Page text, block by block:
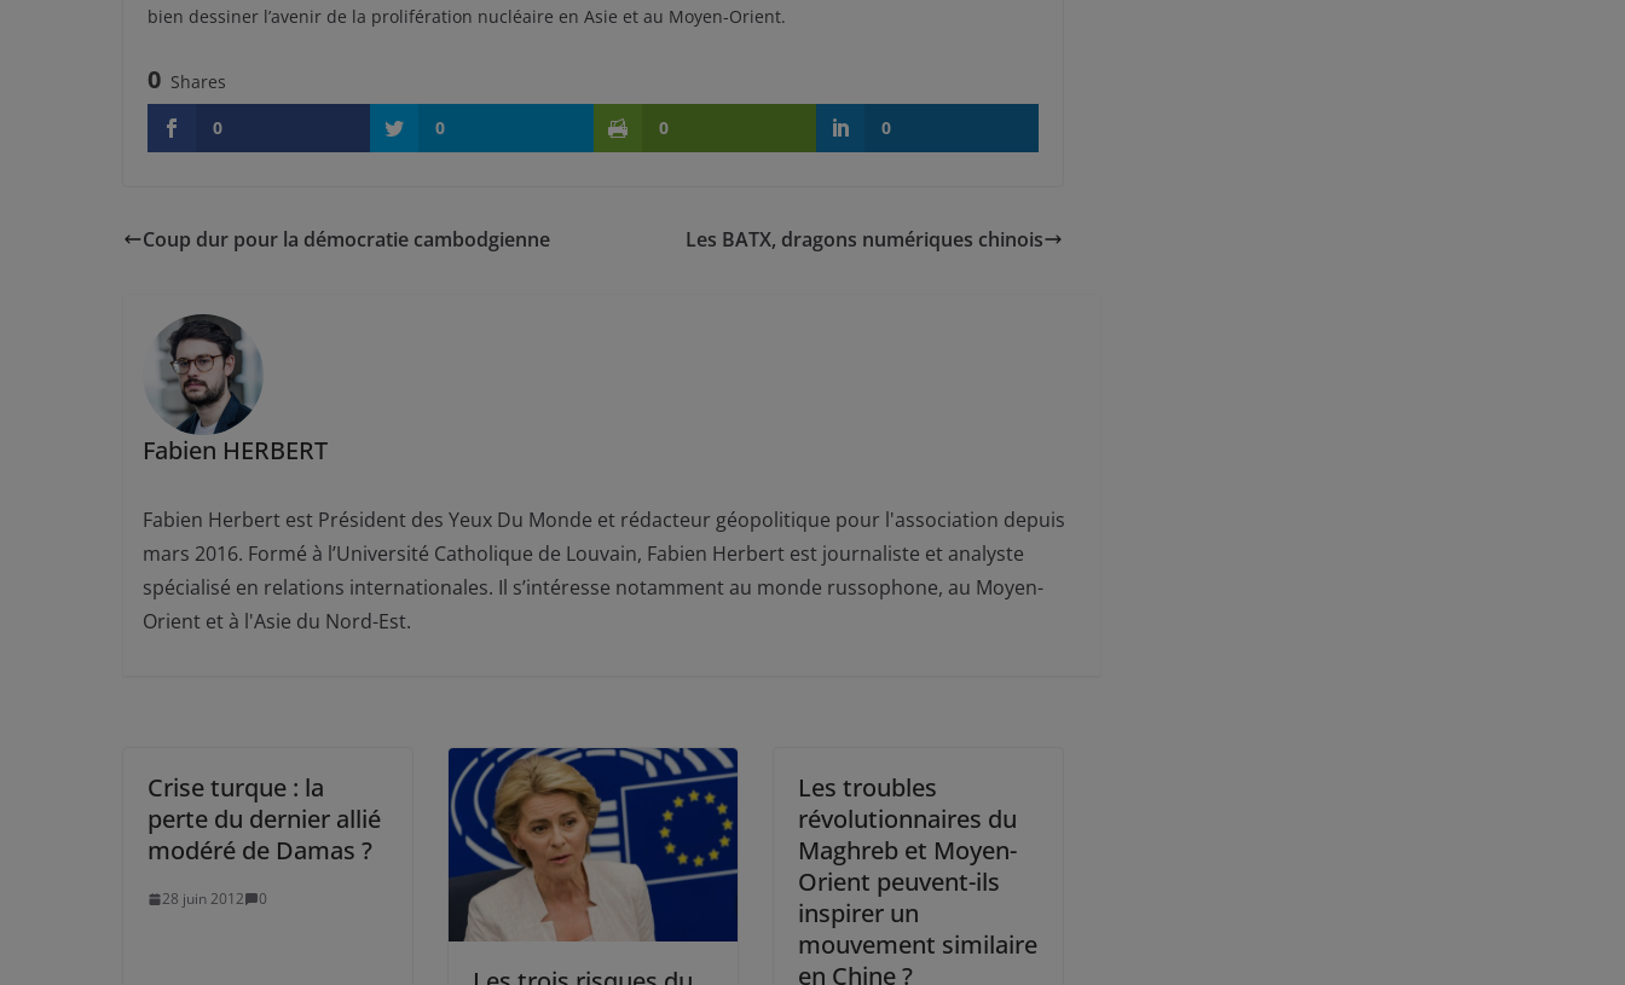
bien dessiner l’avenir de la prolifération nucléaire en Asie et au Moyen-Orient.
0 Shares
0
0 0 0
Coup dur pour la démocratie cambodgienne Les BATX, dragons numériques chinois
Fabien HERBERT
Fabien Herbert est Président des Yeux Du Monde et rédacteur géopolitique pour l'association depuis
mars 2016. Formé à l’Université Catholique de Louvain, Fabien Herbert est journaliste et analyste
spécialisé en relations internationales. Il s’intéresse notamment au monde russophone, au Moyen-
Orient et à l'Asie du Nord-Est.
Crise turque : la
perte du dernier allié
modéré de Damas ?
28 juin 2012 0
Les troubles
révolutionnaires du
Maghreb et Moyen-
Orient peuvent-ils
inspirer un
mouvement similaire
en Chine ?